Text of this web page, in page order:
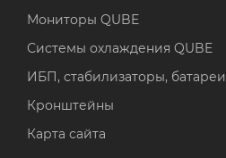
Мониторы QUBE
Системы охлаждения QUBE
ИБП, стабилизаторы, батареи
Кронштейны
Карта сайта